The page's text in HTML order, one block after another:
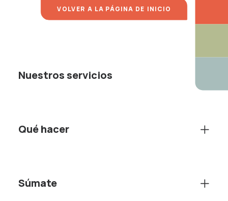
VOLVER A LA PÁGINA DE INICIO
Nuestros servicios
Qué hacer
Súmate